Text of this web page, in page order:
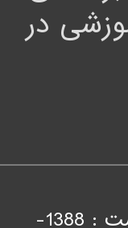
در
تمامی حقوق محفوظ است : 1388-